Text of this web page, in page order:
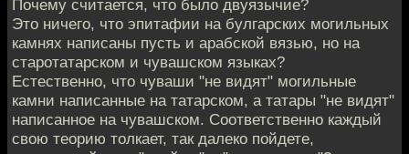
Почему считается, что было двуязычие?
Это ничего, что эпитафии на булгарских могильных
камнях написаны пусть и арабской вязью, но на
старотатарском и чувашском языках?
Естественно, что чуваши "не видят" могильные
камни написанные на татарском, а татары "не видят"
написанное на чувашском. Соответственно каждый
свою теорию толкает, так далеко пойдете,